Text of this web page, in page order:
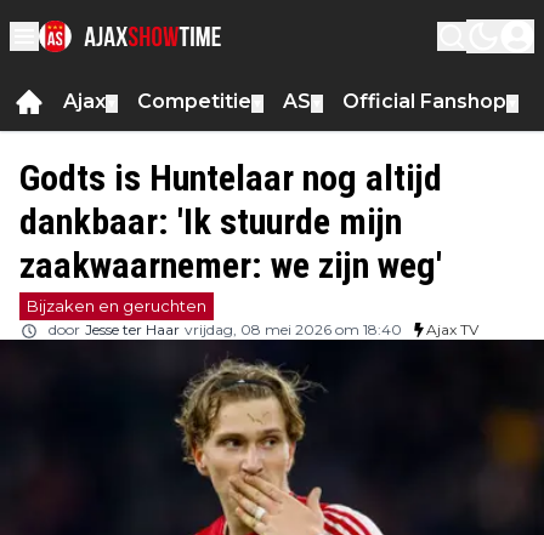
Ajax Competitie AS Official Fanshop
Godts is Huntelaar nog altijd
dankbaar: 'Ik stuurde mijn
zaakwaarnemer: we zijn weg'
Bijzaken en geruchten
door Jesse ter Haar vrijdag, 08 mei 2026 om 18:40 Ajax TV